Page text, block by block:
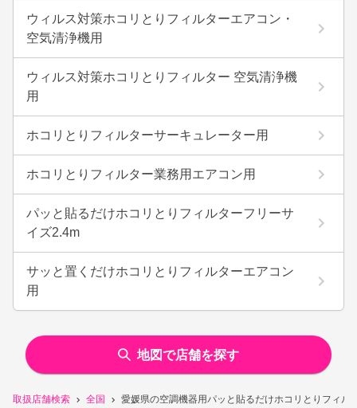
取扱店舗検索 全国 愛媛県の空調機器用パッと貼るだけホコリとりフィル
ウィルス対策ホコリとりフィルターエアコン・
空気清浄機用
ウィルス対策ホコリとりフィルター 空気清浄機
用
ホコリとりフィルターサーキュレーター用
ホコリとりフィルター業務用エアコン用
パッと貼るだけホコリとりフィルターフリーサ
イズ2.4m
サッと置くだけホコリとりフィルターエアコン
用
地図で店舗を探す